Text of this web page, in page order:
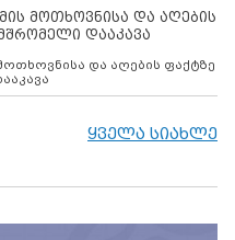
მოთხოვნისა და აღების
დააკავა
ყველა სიახლე